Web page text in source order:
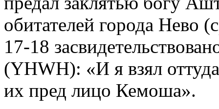
обитателей города Нево
17-18
(YHWH): «И я взял
их пред лицо Кемоша».